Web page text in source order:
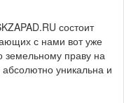
состоит
с нами вот уже
земельному праву на
уникальна и